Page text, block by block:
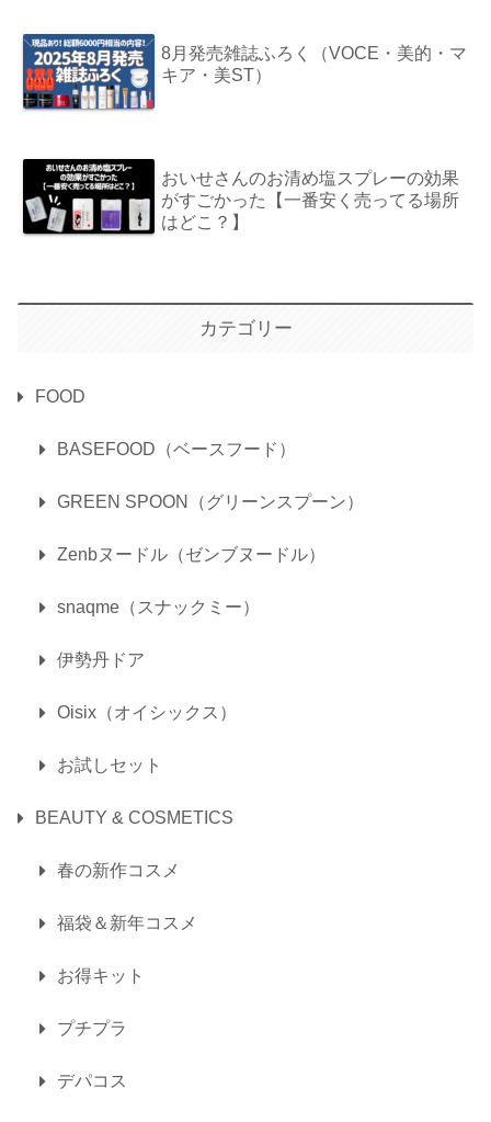
8月発売雑誌ふろく（VOCE・美的・マ
キア・美ST）
おいせさんのお清め塩スプレーの効果
がすごかった【一番安く売ってる場所
はどこ？】
カテゴリー
FOOD
BASEFOOD（ベースフード）
GREEN SPOON（グリーンスプーン）
Zenbヌードル（ゼンブヌードル）
snaqme（スナックミー）
伊勢丹ドア
Oisix（オイシックス）
お試しセット
BEAUTY & COSMETICS
春の新作コスメ
福袋＆新年コスメ
お得キット
プチプラ
デパコス